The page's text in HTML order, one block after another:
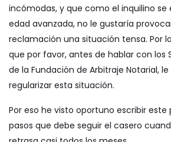
incómodas, y que como el inquilino
edad avanzada, no le gustaría
reclamación una situación tensa. Por
que por favor, antes de hablar con los
de la Fundación de Arbitraje Notarial,
regularizar esta situación.
Por eso he visto oportuno escribir este
pasos que debe seguir el casero